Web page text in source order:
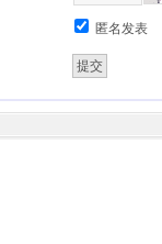
匿名发表